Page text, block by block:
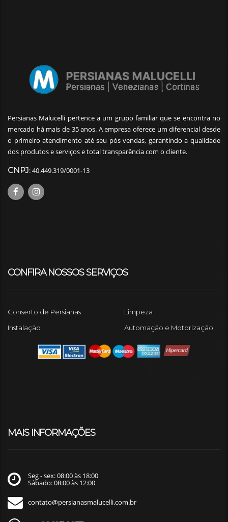
Persianas Malucelli pertence a um grupo familiar que se encontra no
mercado há mais de 35 anos. A empresa oferece um diferencial desde
o primeiro atendimento até seu pós vendas, garantindo a qualidade
dos produtos e serviços e total transparência com o cliente.
CNPJ: 40.449.319/0001-13
CONFIRA NOSSOS SERVIÇOS
Conserto de Persianas
Limpeza
Instalação
Automação e Motorização
MAIS INFORMAÇÕES
Seg - sex: 08:00 às 18:00
Sábado: 08:00 às 12:00
contato@persianasmalucelli.com.br